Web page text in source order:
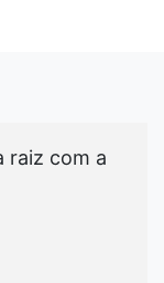
raiz com a